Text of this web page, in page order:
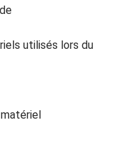
utilisés lors du
el